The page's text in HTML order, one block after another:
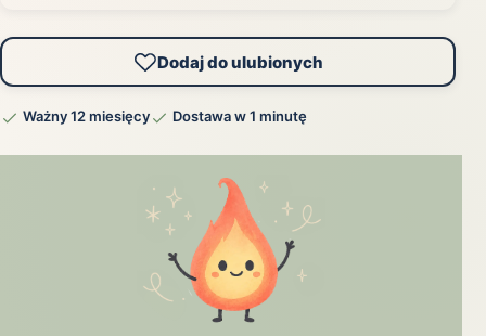
Dodaj do ulubionych
Ważny 12 miesięcy Dostawa w 1 minutę